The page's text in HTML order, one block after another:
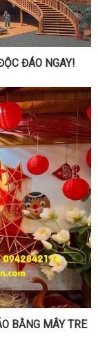
ĐÁO NGAY!
BẰNG MÂY TRE